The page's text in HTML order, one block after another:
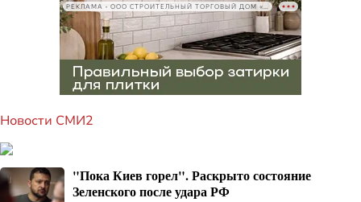
РЕКЛАМА • ООО СТРОИТЕЛЬНЫЙ ТОРГОВЫЙ ДОМ «ПЕТРОВИЧ», ИНН 7802348846
Новости СМИ2
"Пока Киев горел". Раскрыто состояние
Зеленского после удара РФ